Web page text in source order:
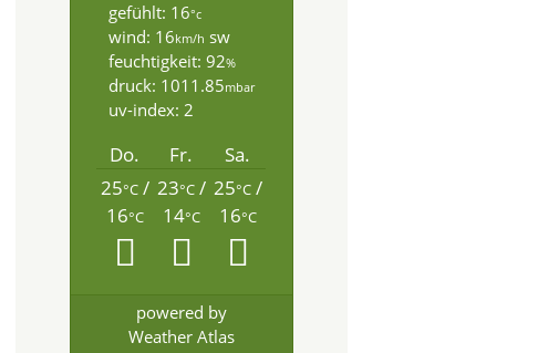
gefühlt: 16°c
wind: 16km/h sw
feuchtigkeit: 92%
druck: 1011.85mbar
uv-index: 2
Do. Fr.
Sa.
25°C/
16°C
23°C/
14°C
25°C/
16°C
powered by
Weather Atlas